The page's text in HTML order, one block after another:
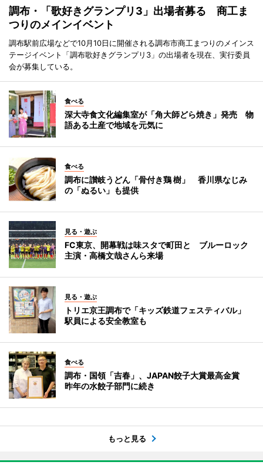
調布・「歌好きグランプリ3」出場者募る 商工ま
つりのメインイベント
調布駅前広場などで10月10日に開催される調布市商工まつりのメインス
テージイベント「調布歌好きグランプリ3」の出場者を現在、実行委員
会が募集している。
食べる
深大寺食文化編集室が「角大師どら焼き」発売 物
語ある土産で地域を元気に
食べる
調布に讃岐うどん「骨付き鶏 樹」 香川県なじみ
の「ぬるい」も提供
見る・遊ぶ
FC東京、開幕戦は味スタで町田と ブルーロック
主演・高橋文哉さんら来場
見る・遊ぶ
トリエ京王調布で「キッズ鉄道フェスティバル」
駅員による安全教室も
食べる
調布・国領「吉春」、JAPAN餃子大賞最高金賞
昨年の水餃子部門に続き
もっと見る